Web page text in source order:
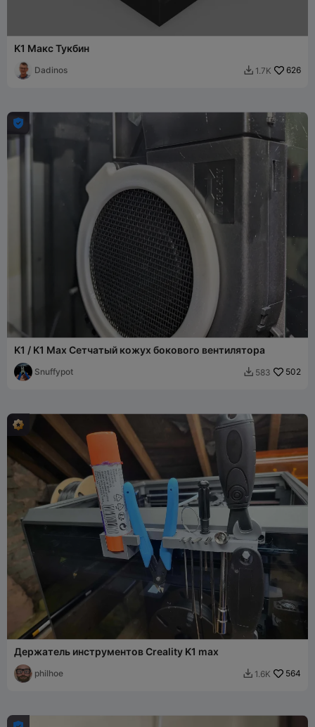
K1 Макс Тукбин
Dadinos  1.7K 626

K1 / K1 Max Сетчатый кожух бокового вентилятора
Snuffypot  583 502
Держатель инструментов Creality K1 max
philhoe  1.6K 564